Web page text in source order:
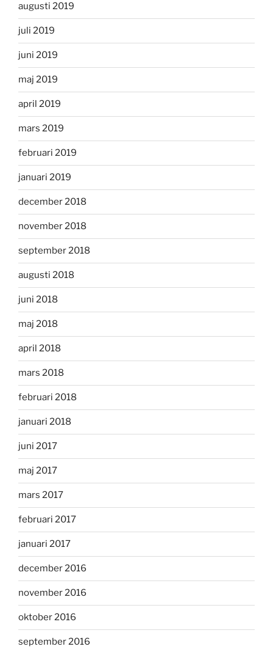
augusti 2019
juli 2019
juni 2019
maj 2019
april 2019
mars 2019
februari 2019
januari 2019
december 2018
november 2018
september 2018
augusti 2018
juni 2018
maj 2018
april 2018
mars 2018
februari 2018
januari 2018
juni 2017
maj 2017
mars 2017
februari 2017
januari 2017
december 2016
november 2016
oktober 2016
september 2016